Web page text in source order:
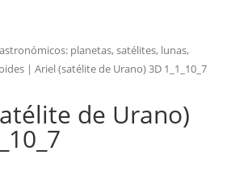
planetas, satélites, lunas,
| Ariel (satélite de Urano) 3D 1_1_10_7
de Urano)